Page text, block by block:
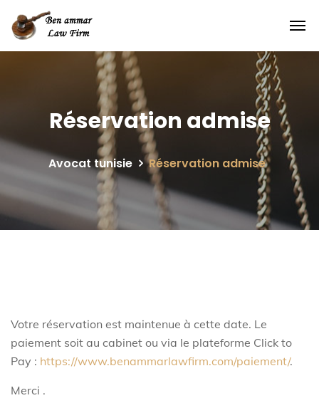
Réservation admise
Avocat tunisie Réservation admise
Votre réservation est maintenue à cette date. Le
paiement soit au cabinet ou via le plateforme Click to
Pay : https://www.benammarlawfirm.com/paiement/.
Merci .